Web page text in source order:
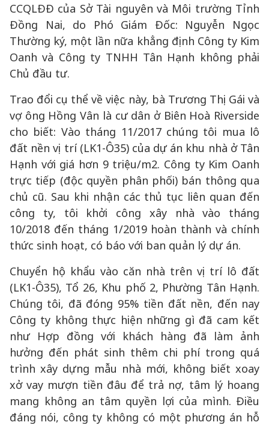
CCQLĐĐ của Sở Tài nguyên và Môi trường Tỉnh
Đồng Nai, do Phó Giám Đốc: Nguyễn Ngọc
Thường ký, một lần nữa khẳng định Công ty Kim
Oanh và Công ty TNHH Tân Hạnh không phải
Chủ đầu tư.
Trao đổi cụ thể về việc này, bà Trương Thị Gái và
vợ ông Hồng Vân là cư dân ở Biên Hoà Riverside
cho biết: Vào tháng 11/2017 chúng tôi mua lô
đất nền vị trí (LK1-Ô35) của dự án khu nhà ở Tân
Hạnh với giá hơn 9 triệu/m2. Công ty Kim Oanh
trực tiếp (độc quyền phân phối) bán thông qua
chủ cũ. Sau khi nhận các thủ tục liên quan đến
công ty, tôi khởi công xây nhà vào tháng
10/2018 đến tháng 1/2019 hoàn thành và chính
thức sinh hoạt, có báo với ban quản lý dự án.
Chuyển hộ khẩu vào căn nhà trên vị trí lô đất
(LK1-Ô35), Tổ 26, Khu phố 2, Phường Tân Hạnh.
Chúng tôi, đã đóng 95% tiền đất nền, đến nay
Công ty không thực hiện những gì đã cam kết
như Hợp đồng với khách hàng đã làm ảnh
hưởng đến phát sinh thêm chi phí trong quá
trình xây dựng mẫu nhà mới, không biết xoay
xở vay mượn tiền đâu để trả nợ, tâm lý hoang
mang không an tâm quyền lợi của mình. Điều
đáng nói, công ty không có một phương án hỗ